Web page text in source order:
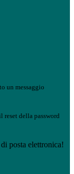
un messaggio
reset della password
posta elettronica!